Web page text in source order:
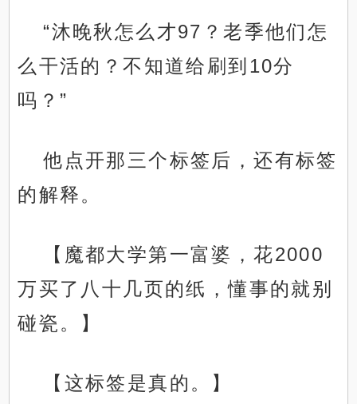
“沐晚秋怎么才97？老季他们怎
么干活的？不知道给刷到10分
吗？”
他点开那三个标签后，还有标签
的解释。
【魔都大学第一富婆，花2000
万买了八十几页的纸，懂事的就别
碰瓷。】
【这标签是真的。】